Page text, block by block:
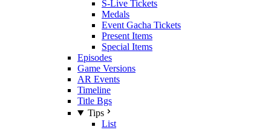
S-Live Tickets
Medals
Event Gacha Tickets
Present Items
Special Items
Episodes
Game Versions
AR Events
Timeline
Title Bgs
Tips
List